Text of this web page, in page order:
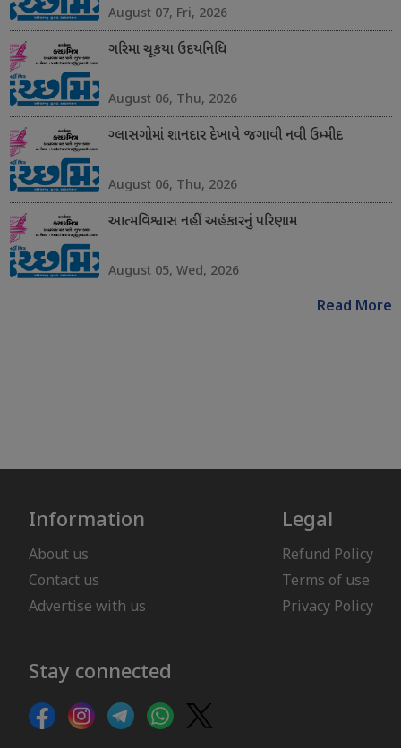
August 07, Fri, 2026
ગરિમા ચૂકયા ઉદયનિધિ
August 06, Thu, 2026
ગ્લાસગોમાં શાનદાર દેખાવે જગાવી નવી ઉમ્મીદ
August 06, Thu, 2026
આત્મવિશ્વાસ નહીં અહંકારનું પરિણામ
August 05, Wed, 2026
Read More
Information
About us
Contact us
Advertise with us
Legal
Refund Policy
Terms of use
Privacy Policy
Stay connected